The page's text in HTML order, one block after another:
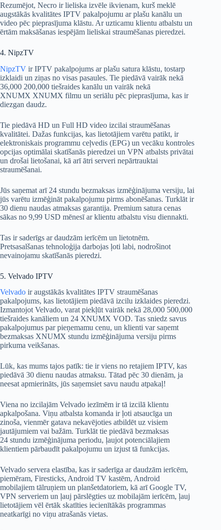
Rezumējot, Necro ir lieliska izvēle ikvienam, kurš meklē
augstākās kvalitātes IPTV pakalpojumu ar plašu kanālu un
video pēc pieprasījuma klāstu. Ar uzticamu klientu atbalstu un
ērtām maksāšanas iespējām lieliskai straumēšanas pieredzei.
4. NipzTV
NipzTV ir IPTV pakalpojums ar plašu satura klāstu, tostarp
izklaidi un ziņas no visas pasaules. Tie piedāvā vairāk nekā
36,000 200,000 tiešraides kanālu un vairāk nekā
XNUMX XNUMX filmu un seriālu pēc pieprasījuma, kas ir
diezgan daudz.
Tie piedāvā HD un Full HD video izcilai straumēšanas
kvalitātei. Dažas funkcijas, kas lietotājiem varētu patikt, ir
elektroniskais programmu ceļvedis (EPG) un vecāku kontroles
opcijas optimālai skatīšanās pieredzei un VPN atbalsts privātai
un drošai lietošanai, kā arī ātri serveri nepārtrauktai
straumēšanai.
Jūs saņemat arī 24 stundu bezmaksas izmēģinājuma versiju, lai
jūs varētu izmēģināt pakalpojumu pirms abonēšanas. Turklāt ir
30 dienu naudas atmaksas garantija. Premium satura cenas
sākas no 9,99 USD mēnesī ar klientu atbalstu visu diennakti.
Tas ir saderīgs ar daudzām ierīcēm un lietotnēm.
Pretsasalšanas tehnoloģija darbojas ļoti labi, nodrošinot
nevainojamu skatīšanās pieredzi.
5. Velvado IPTV
Velvado ir augstākās kvalitātes IPTV straumēšanas
pakalpojums, kas lietotājiem piedāvā izcilu izklaides pieredzi.
Izmantojot Velvado, varat piekļūt vairāk nekā 28,000 500,000
tiešraides kanāliem un 24 XNUMX VOD. Tas sniedz savus
pakalpojumus par pieņemamu cenu, un klienti var saņemt
bezmaksas XNUMX stundu izmēģinājuma versiju pirms
pirkuma veikšanas.
Lūk, kas mums tajos patīk: tie ir viens no retajiem IPTV, kas
piedāvā 30 dienu naudas atmaksu. Tātad pēc 30 dienām, ja
neesat apmierināts, jūs saņemsiet savu naudu atpakaļ!
Viena no izcilajām Velvado iezīmēm ir tā izcilā klientu
apkalpošana. Viņu atbalsta komanda ir ļoti atsaucīga un
zinoša, vienmēr gatava nekavējoties atbildēt uz visiem
jautājumiem vai bažām. Turklāt tie piedāvā bezmaksas
24 stundu izmēģinājuma periodu, ļaujot potenciālajiem
klientiem pārbaudīt pakalpojumu un izjust tā funkcijas.
Velvado servera elastība, kas ir saderīga ar daudzām ierīcēm,
piemēram, Firesticks, Android TV kastēm, Android
mobilajiem tālruņiem un planšetdatoriem, kā arī Google TV,
VPN serveriem un ļauj pārslēgties uz mobilajām ierīcēm, ļauj
lietotājiem vēl ērtāk skatīties iecienītākās programmas
neatkarīgi no viņu atrašanās vietas.